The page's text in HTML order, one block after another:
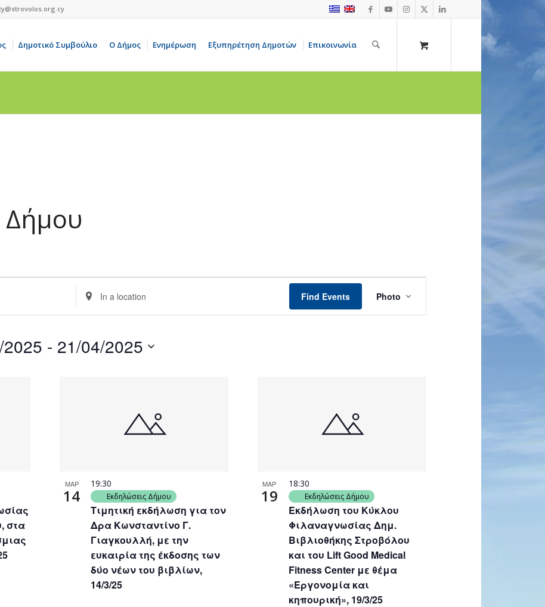
Δημοτικό Συμβούλιο Ο Δήμος Ενημέρωση Εξυπηρέτηση Δημοτών Επικοινωνία
Δήμου
Enter
Location.
Search
Events
by
Find Events
Views
Photo
- 21/04/2025
στα
ΜΑΡ
14
Τιμητική εκδήλωση για τον
Δρα Κωνσταντίνο Γ.
Γιαγκουλλή, με την
ευκαιρία της έκδοσης των
δύο νέων του βιβλίων,
14/3/25
19:30
Εκδηλώσεις Δήμου
ΜΑΡ
19
Εκδήλωση του Κύκλου
Φιλαναγνωσίας Δημ.
Βιβλιοθήκης Στροβόλου
και του Lift Good Medical
Fitness Center με θέμα
«Εργονομία και
κηπουρική», 19/3/25
18:30
Εκδηλώσεις Δήμου